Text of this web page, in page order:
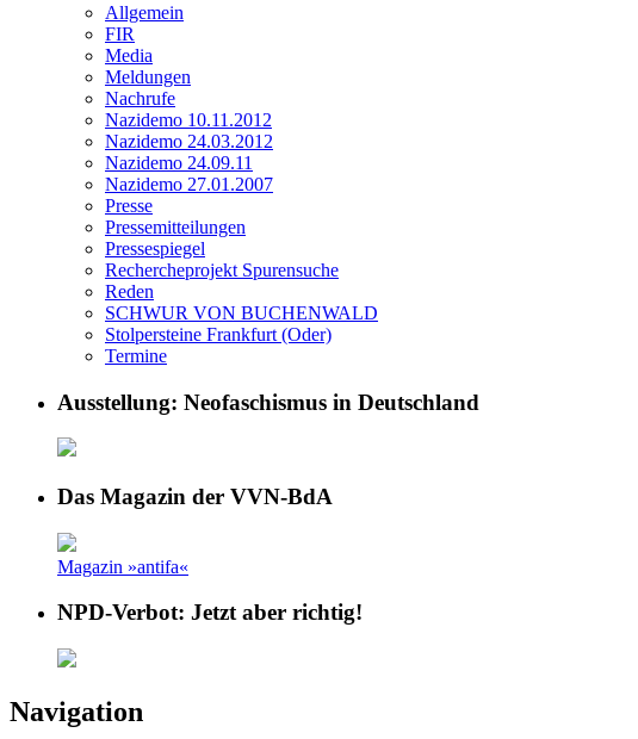
Allgemein
FIR
Media
Meldungen
Nachrufe
Nazidemo 10.11.2012
Nazidemo 24.03.2012
Nazidemo 24.09.11
Nazidemo 27.01.2007
Presse
Pressemitteilungen
Pressespiegel
Rechercheprojekt Spurensuche
Reden
SCHWUR VON BUCHENWALD
Stolpersteine Frankfurt (Oder)
Termine
Ausstellung: Neofaschismus in Deutschland
Das Magazin der VVN-BdA
Magazin »antifa«
NPD-Verbot: Jetzt aber richtig!
Navigation